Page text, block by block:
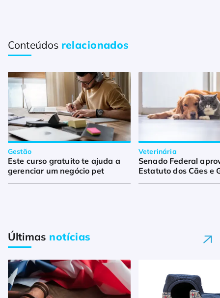
Conteúdos relacionados
Gestão
Este curso gratuito te ajuda a
gerenciar um negócio pet
Veterinária
Senado Federal
Estatuto dos Cães e
Últimas notícias